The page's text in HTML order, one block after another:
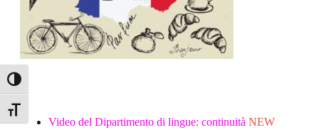
Attiva/disattiva alto contrasto
Attiva/disattiva dimensione testo
Video del Dipartimento di lingue: continuità NEW